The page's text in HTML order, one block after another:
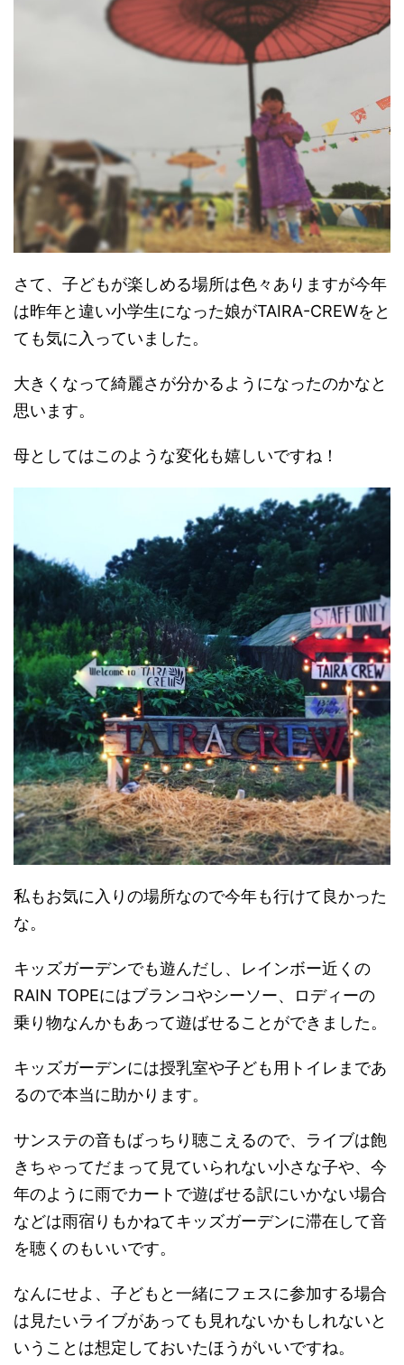
さて、子どもが楽しめる場所は色々ありますが今年
は昨年と違い小学生になった娘がTAIRA-CREWをと
ても気に入っていました。
大きくなって綺麗さが分かるようになったのかなと
思います。
母としてはこのような変化も嬉しいですね！
私もお気に入りの場所なので今年も行けて良かった
な。
キッズガーデンでも遊んだし、レインボー近くの
RAIN TOPEにはブランコやシーソー、ロディーの
乗り物なんかもあって遊ばせることができました。
キッズガーデンには授乳室や子ども用トイレまであ
るので本当に助かります。
サンステの音もばっちり聴こえるので、ライブは飽
きちゃってだまって見ていられない小さな子や、今
年のように雨でカートで遊ばせる訳にいかない場合
などは雨宿りもかねてキッズガーデンに滞在して音
を聴くのもいいです。
なんにせよ、子どもと一緒にフェスに参加する場合
は見たいライブがあっても見れないかもしれないと
いうことは想定しておいたほうがいいですね。